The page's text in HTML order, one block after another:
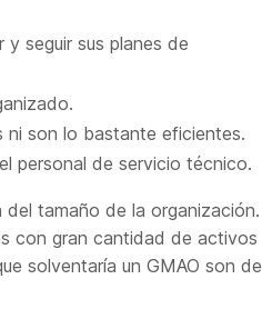
seguir sus planes de
ni son lo bastante eficientes.
personal de servicio técnico.
tamaño de la organización.
con gran cantidad de activos
solventaría un GMAO son de